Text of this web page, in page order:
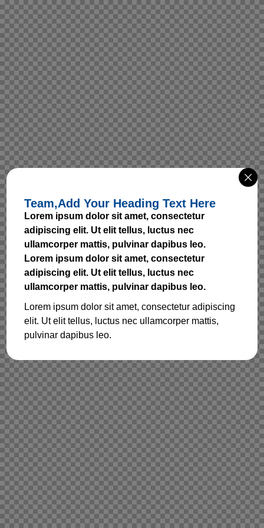
Team,Add Your Heading Text Here
Lorem ipsum dolor sit amet, consectetur
adipiscing elit. Ut elit tellus, luctus nec
ullamcorper mattis, pulvinar dapibus leo.
Lorem ipsum dolor sit amet, consectetur
adipiscing elit. Ut elit tellus, luctus nec
ullamcorper mattis, pulvinar dapibus leo.
Lorem ipsum dolor sit amet, consectetur adipiscing
elit. Ut elit tellus, luctus nec ullamcorper mattis,
pulvinar dapibus leo.